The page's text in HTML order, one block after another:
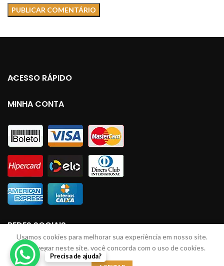
ACESSO RÁPIDO
MINHA CONTA
REDES SOCIAIS
Usamos cookies para melhorar sua experiência em nosso site.
Ao navegar neste site, você concorda com o uso de cookies.
Precisa de ajuda?